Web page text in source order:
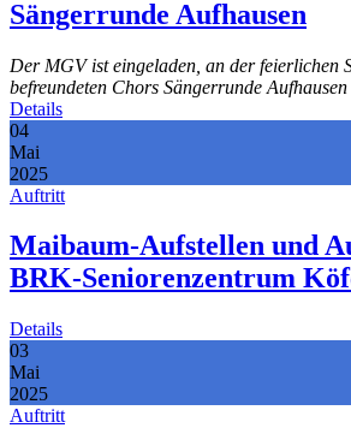
Sängerrunde Aufhausen
Der MGV ist eingeladen, an der feierlichen
befreundeten Chors Sängerrunde Aufhausen
Details
04
Mai
2025
Auftritt
Maibaum-Aufstellen und
BRK-Seniorenzentrum
Details
03
Mai
2025
Auftritt